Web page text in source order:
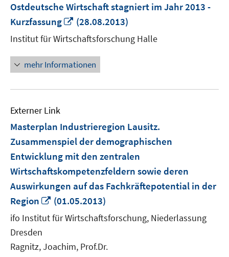
Ostdeutsche Wirtschaft stagniert im Jahr 2013 -
Kurzfassung
In
neuem
Fenster
öffnen
(28.08.2013)
Institut für Wirtschaftsforschung Halle
mehr Informationen
Externer Link
Masterplan Industrieregion Lausitz.
Zusammenspiel der demographischen
Entwicklung mit den zentralen
Wirtschaftskompetenzfeldern sowie deren
Auswirkungen auf das Fachkräftepotential in der
Region
In
neuem
Fenster
(01.05.2013)
ifo Institut für Wirtschaftsforschung, Niederlassung
Dresden
Ragnitz, Joachim, Prof.Dr.